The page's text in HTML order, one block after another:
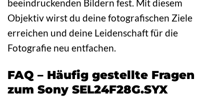
beeindruckenden Bildern fest. Mit diesem
Objektiv wirst du deine fotografischen Ziele
erreichen und deine Leidenschaft für die
Fotografie neu entfachen.
FAQ – Häufig gestellte Fragen
zum Sony SEL24F28G.SYX